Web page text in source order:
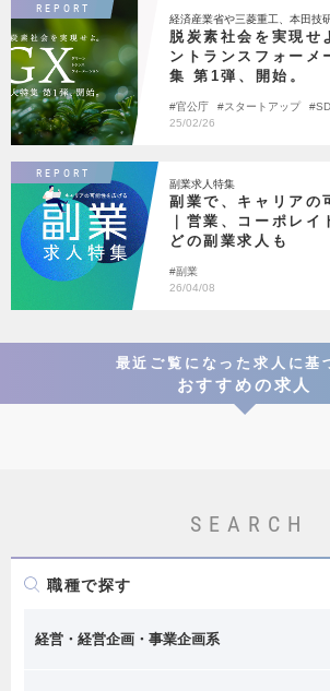
REPORT
経済産業省や三菱重工、本田技
脱炭素社会を実現せ
ントランスフォーメ
集 第1弾、開始。
官公庁 スタートアップ
社会を変える
25/02/26
REPORT
副業求人特集
副業で、キャリアの
｜営業、コーポレ
どの副業求人も
副業
26/04/08
最近ご覧になった求人に基
おすすめの求人
SEARCH
職種で探す
経営・経営企画・事業企画系